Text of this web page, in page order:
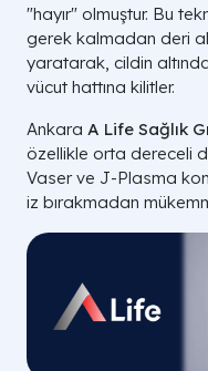
"hayır" olmuştur. Bu
gerek kalmadan deri
yaratarak, cildin
vücut hattına kilitler.
Ankara A Life Sağlık
özellikle orta dereceli
Vaser ve J-Plasma
iz bırakmadan